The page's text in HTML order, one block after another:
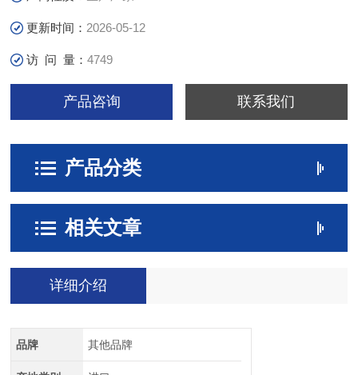
更新时间： 2026-05-12
访 问 量：4749
产品咨询 联系我们
产品分类
相关文章
详细介绍
品牌 其他品牌